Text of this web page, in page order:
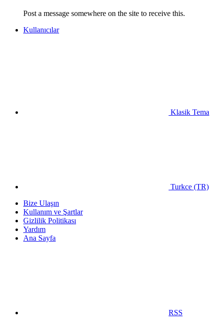
Post a message somewhere on the site to receive this.
Kullanıcılar
Klasik Tema
Turkce (TR)
Bize Ulaşın
Kullanım ve Şartlar
Gizlilik Politikası
Yardım
Ana Sayfa
RSS